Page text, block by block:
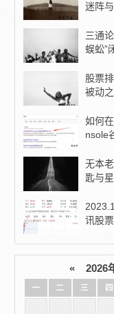
迷阵
三通
蜈蚣”
股票
被动
如何
nsole
无本
匙与
讯股
« 2026
一 二 三 四